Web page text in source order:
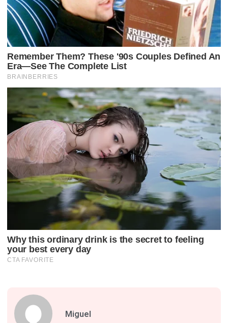
Miguel